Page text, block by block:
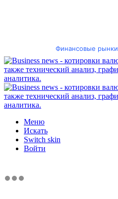
Финансовые рынки
Меню
Искать
Switch skin
Войти